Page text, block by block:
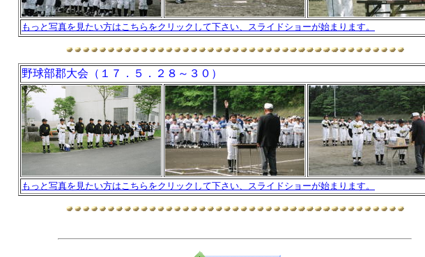
もっと写真を見たい方はこちらをクリックして下さい、スライドショーが始まります。
野球部郡大会（１７．５．２８～３０）
もっと写真を見たい方はこちらをクリックして下さい、スライドショーが始まります。